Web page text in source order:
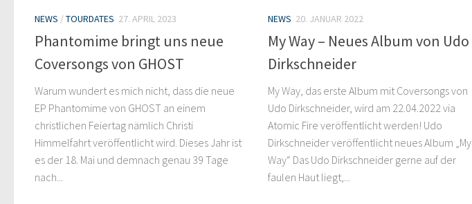
NEWS /TOURDATES 27. APRIL 2023
Phantomime bringt uns neue
Coversongs von GHOST
Warum wundert es mich nicht, dass die neue
EP Phantomime von GHOST an einem
christlichen Feiertag nämlich Christi
Himmelfahrt veröffentlicht wird. Dieses Jahr ist
es der 18. Mai und demnach genau 39 Tage
nach...
NEWS 20. JANUAR 2022
My Way – Neues Album von Udo
Dirkschneider
My Way, das erste Album mit Coversongs von
Udo Dirkschneider, wird am 22.04.2022 via
Atomic Fire veröffentlicht werden! Udo
Dirkschneider veröffentlicht neues Album „My
Way“ Das Udo Dirkschneider gerne auf der
faulen Haut liegt,...